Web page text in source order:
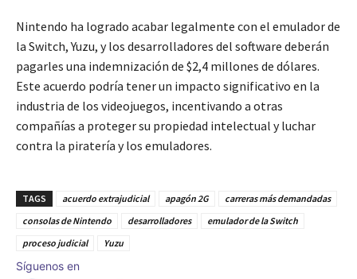
Nintendo ha logrado acabar legalmente con el emulador de
la Switch, Yuzu, y los desarrolladores del software deberán
pagarles una indemnización de $2,4 millones de dólares.
Este acuerdo podría tener un impacto significativo en la
industria de los videojuegos, incentivando a otras
compañías a proteger su propiedad intelectual y luchar
contra la piratería y los emuladores.
TAGS acuerdo extrajudicial apagón 2G
carreras más demandadas
consolas de Nintendo
desarrolladores
emulador de la Switch
proceso judicial
Yuzu
Síguenos en